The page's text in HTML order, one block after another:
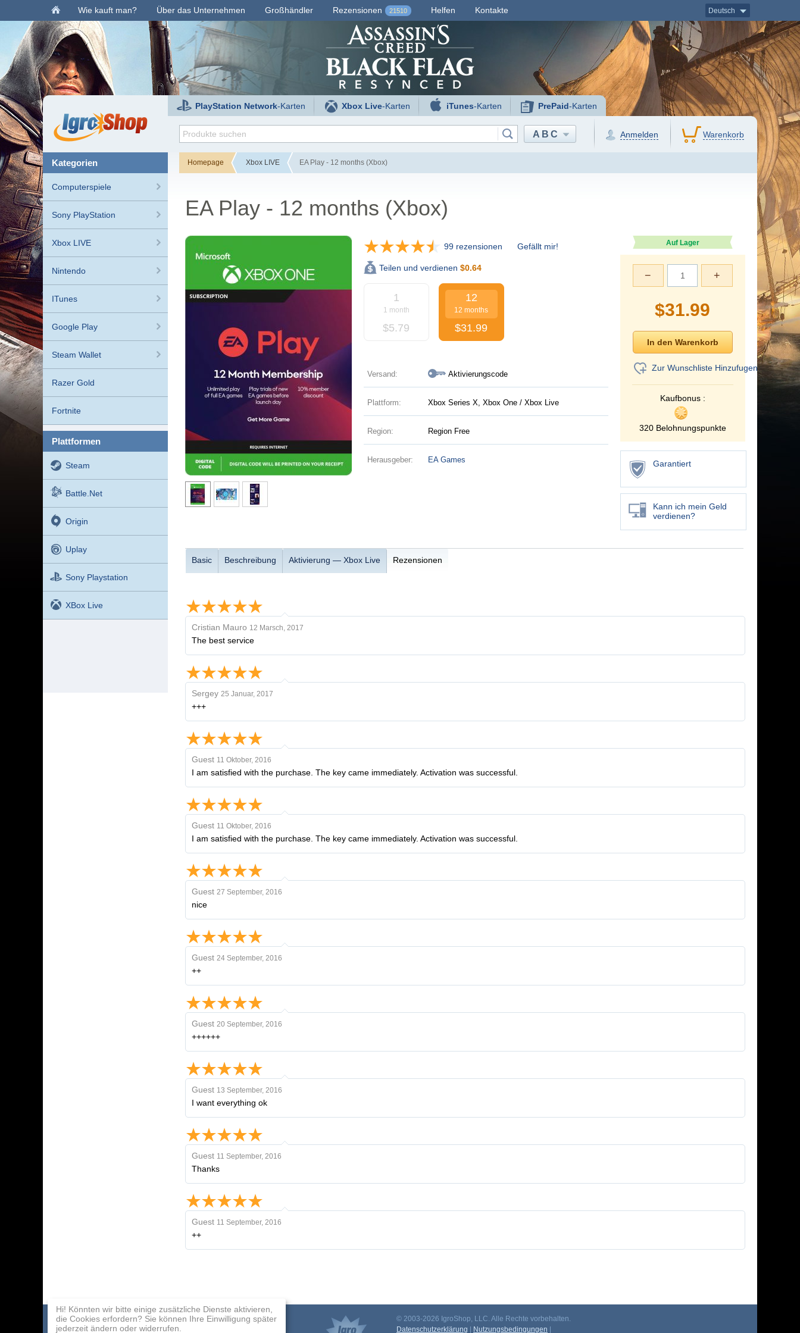
Wie kauft man? Über das Unternehmen Großhändler Rezensionen 21510 Helfen Kontakte Deutsch
PlayStation Network-Karten Xbox Live-Karten iTunes-Karten PrePaid-Karten
ABC Anmelden Warenkorb
kategorien
Computerspiele
Sony PlayStation
Xbox LIVE
Nintendo
ITunes
Google Play
Steam Wallet
Razer Gold
Fortnite
plattformen
Steam
Battle.net
Origin
Uplay
Sony Playstation
XBox Live
Homepage Xbox LIVE EA Play - 12 months (Xbox)
EA Play - 12 months (Xbox)
99 rezensionen Gefällt mir!
Teilen und verdienen $0.64
1
1 month
$5.79
12
12 months
$31.99
Versand: Aktivierungscode
Plattform: Xbox Series X, Xbox One / Xbox Live
Region: Region Free
Herausgeber: EA Games
Auf Lager
+
−
$31.99
Zur Wunschliste Hinzufugen
Kaufbonus :
320 Belohnungspunkte
Garantiert
Kann ich mein Geld
verdienen?
Basic Beschreibung Aktivierung — Xbox Live Rezensionen
Cristian Mauro 12 Marsch, 2017
The best service
Sergey 25 Januar, 2017
+++
Guest 11 Oktober, 2016
I am satisfied with the purchase. The key came immediately. Activation was successful.
Guest 11 Oktober, 2016
I am satisfied with the purchase. The key came immediately. Activation was successful.
Guest 27 September, 2016
nice
Guest 24 September, 2016
++
Guest 20 September, 2016
++++++
Guest 13 September, 2016
I want everything ok
Guest 11 September, 2016
Thanks
Guest 11 September, 2016
++
Spielekatalog Zahlung
© 2003-2026 IgroShop, LLC. Alle Rechte vorbehalten.
Datenschutzerklärung
Nutzungsbedingungen
Hi! Könnten wir bitte einige zusätzliche Dienste aktivieren,
die Cookies erfordern? Sie können Ihre Einwilligung später
jederzeit ändern oder widerrufen.